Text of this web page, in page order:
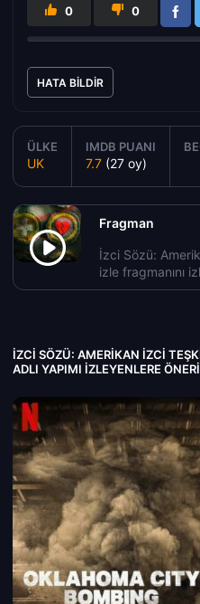
0 0
HATA BILDIR
ÜLKE
UK
IMDB PUANI
7.7 (27 oy)
Fragman
İzci Sözü:
izle fragmanını
İZCI SÖZÜ: AMERIKAN İZCI
ADLI YAPIMI İZLEYENLERE